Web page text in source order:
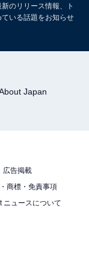
のリリース情報、ト
いる話題をお知らせ
Japan
広告掲載
商標・免責事項
ニュースについて